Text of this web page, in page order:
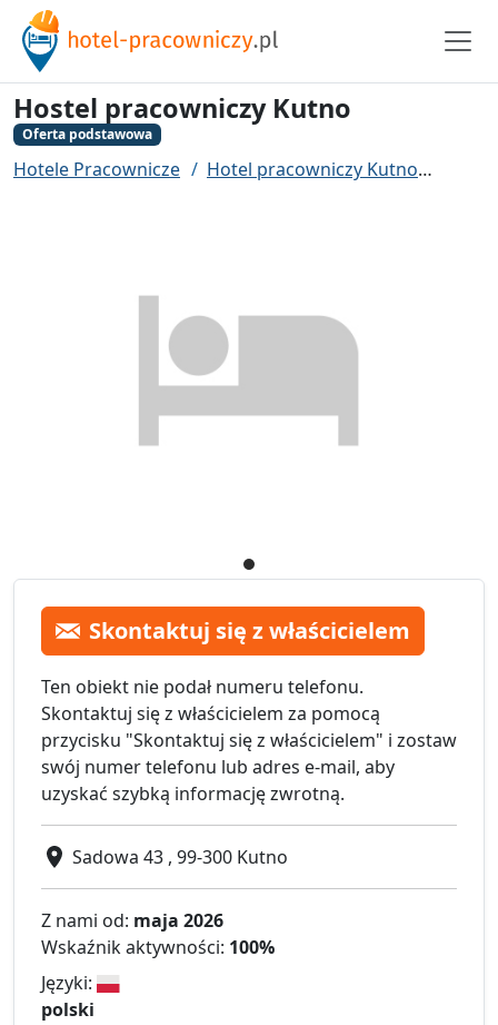
Hostel pracowniczy Kutno
Oferta podstawowa
Hotele Pracownicze Hotel pracowniczy Kutno
Skontaktuj się z właścicielem
Ten obiekt nie podał numeru telefonu.
Skontaktuj się z właścicielem za pomocą
przycisku "Skontaktuj się z właścicielem" i zostaw
swój numer telefonu lub adres e-mail, aby
uzyskać szybką informację zwrotną.
Sadowa 43 , 99-300 Kutno
Z nami od: maja 2026
Wskaźnik aktywności: 100%
Języki:
polski